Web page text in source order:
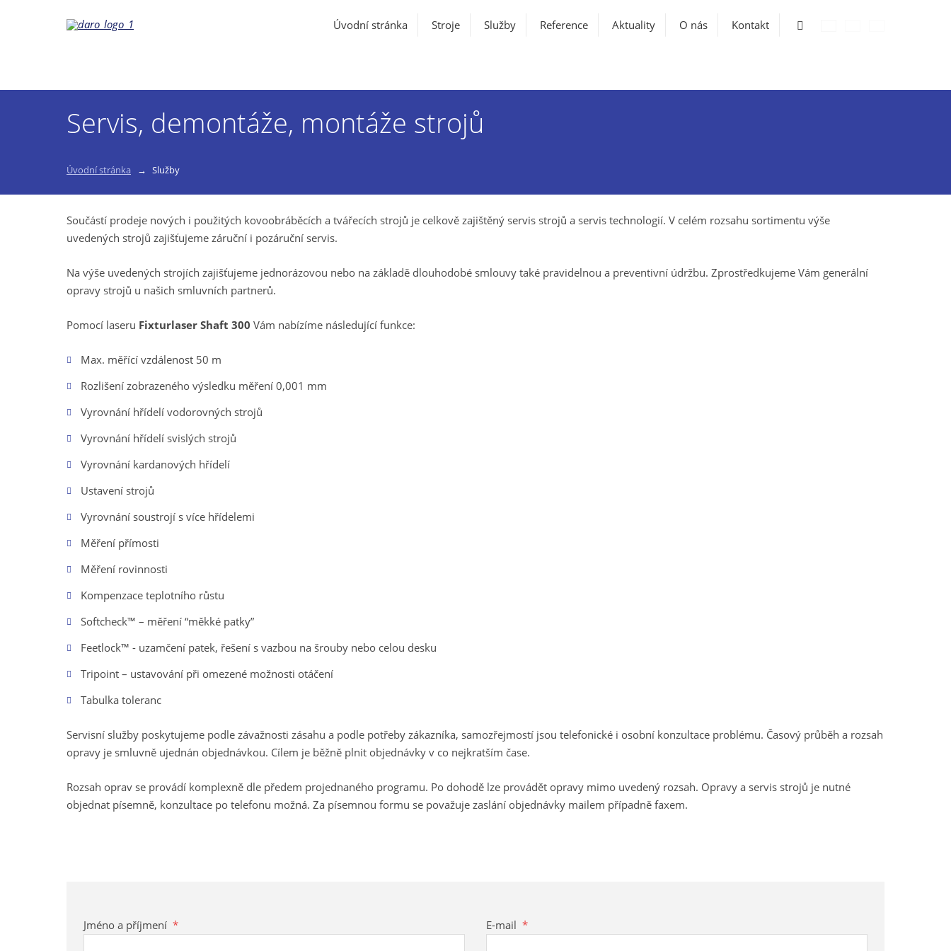
Úvodní stránka Stroje Služby Reference Aktuality O nás Kontakt
Servis, demontáže, montáže strojů
Úvodní stránka Služby
Součástí prodeje nových i použitých kovoobráběcích a tvářecích strojů je celkově zajištěný servis strojů a servis technologií. V celém rozsahu sortimentu výše
uvedených strojů zajišťujeme záruční i pozáruční servis.
Na výše uvedených strojích zajišťujeme jednorázovou nebo na základě dlouhodobé smlouvy také pravidelnou a preventivní údržbu. Zprostředkujeme Vám generální
opravy strojů u našich smluvních partnerů.
Pomocí laseru Fixturlaser Shaft 300 Vám nabízíme následující funkce:
Max. měřící vzdálenost 50 m
Rozlišení zobrazeného výsledku měření 0,001 mm
Vyrovnání hřídelí vodorovných strojů
Vyrovnání hřídelí svislých strojů
Vyrovnání kardanových hřídelí
Ustavení strojů
Vyrovnání soustrojí s více hřídelemi
Měření přímosti
Měření rovinnosti
Kompenzace teplotního růstu
Softcheck™ – měření “měkké patky”
Feetlock™ - uzamčení patek, řešení s vazbou na šrouby nebo celou desku
Tripoint – ustavování při omezené možnosti otáčení
Tabulka toleranc
Servisní služby poskytujeme podle závažnosti zásahu a podle potřeby zákazníka, samozřejmostí jsou telefonické i osobní konzultace problému. Časový průběh a rozsah
opravy je smluvně ujednán objednávkou. Cílem je běžně plnit objednávky v co nejkratším čase.
Rozsah oprav se provádí komplexně dle předem projednaného programu. Po dohodě lze provádět opravy mimo uvedený rozsah. Opravy a servis strojů je nutné
objednat písemně, konzultace po telefonu možná. Za písemnou formu se považuje zaslání objednávky mailem případně faxem.
Jméno a příjmení * E-mail *